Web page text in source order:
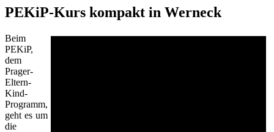
PEKiP-Kurs kompakt in Werneck
Beim
PEKiP,
dem
Prager-
Eltern-
Kind-
Programm,
geht es um
die